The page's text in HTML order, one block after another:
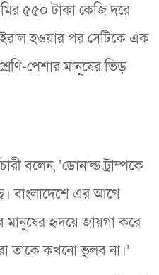
৫৫০ টাকা কেজি দরে
হওয়ার পর সেটিকে এক
পেশার মানুষের ভিড়
বলেন, ‘ডোনাল্ড ট্রাম্পকে
বাংলাদেশে এর আগে
হৃদয়ে জায়গা করে
তাকে কখনো ভুলব না।’